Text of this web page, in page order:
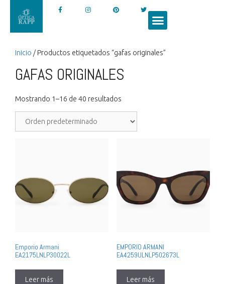
Inicio / Productos etiquetados “gafas originales”
GAFAS ORIGINALES
Mostrando 1–16 de 40 resultados
Emporio Armani
EA2175LNLP30022L
Leer más
EMPORIO ARMANI
EA4259ULNLP502673L
Leer más